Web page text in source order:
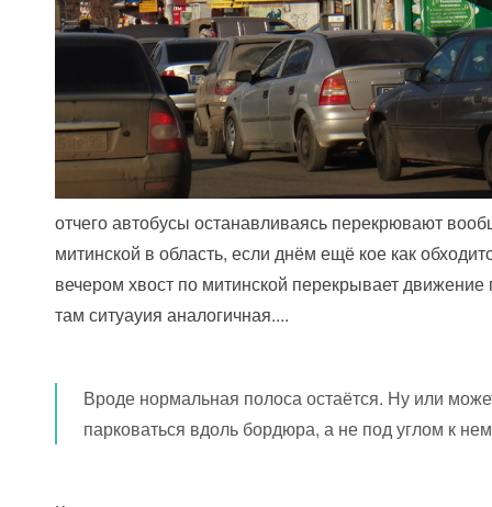
отчего автобусы останавливаясь перекрювают
митинской в область, если днём ещё кое как
вечером хвост по митинской перекрывает движение
там ситуауия аналогичная....
Вроде нормальная полоса остаётся. Ну или
парковаться вдоль бордюра, а не под углом к